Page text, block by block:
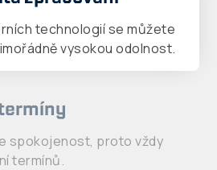
technologií se můžete
vysokou odolnost.
spokojenost, proto vždy
termínů.